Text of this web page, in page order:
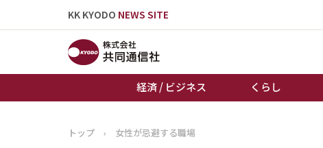
KK KYODO NEWS SITE
経済 / ビジネス くらし
トップページ
トップ › 女性が忌避する職場